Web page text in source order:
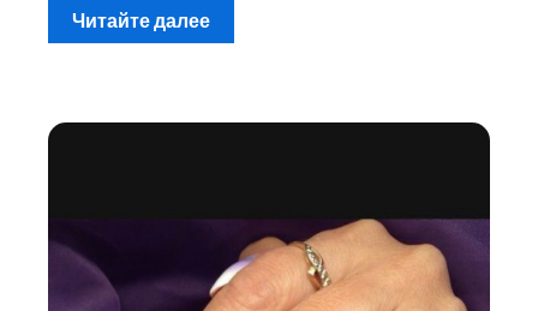
Читайте далее